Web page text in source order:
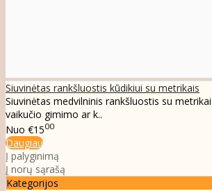
Siuvinėtas rankšluostis kūdikiui su metrikais
Siuvinėtas medvilninis rankšluostis su
vaikučio gimimo ar k..
Nuo €1500
Daugiau
Į palyginimą
Į norų sąrašą
Kategorijos